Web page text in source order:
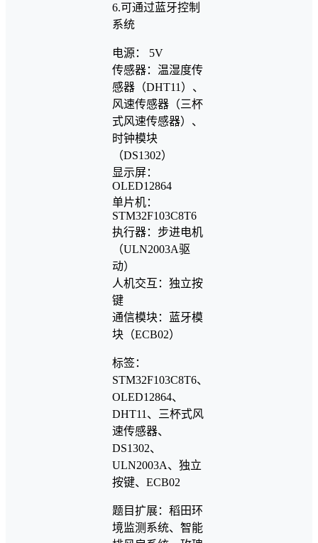
6.可通过蓝牙控制
系统
电源： 5V
传感器：温湿度传
感器（DHT11）、
风速传感器（三杯
式风速传感器）、
时钟模块
（DS1302）
显示屏：
OLED12864
单片机：
STM32F103C8T6
执行器：步进电机
（ULN2003A驱
动）
人机交互：独立按
键
通信模块：蓝牙模
块（ECB02）
标签：
STM32F103C8T6、
OLED12864、
DHT11、三杯式风
速传感器、
DS1302、
ULN2003A、独立
按键、ECB02
题目扩展：稻田环
境监测系统、智能